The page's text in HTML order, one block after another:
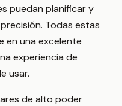
puedan planificar y
Todas estas
en una excelente
experiencia de
usar.
de alto poder